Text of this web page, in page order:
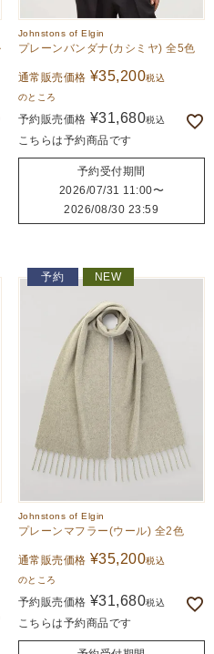
Johnstons of Elgin
プレーンバンダナ(カシミヤ) 全5色
通常販売価格 ¥35,200税込
のところ
予約販売価格 ¥31,680税込
こちらは予約商品です
予約受付期間
2026/07/31 11:00〜
2026/08/30 23:59
予約 NEW
Johnstons of Elgin
プレーンマフラー(ウール) 全2色
通常販売価格 ¥35,200税込
のところ
予約販売価格 ¥31,680税込
こちらは予約商品です